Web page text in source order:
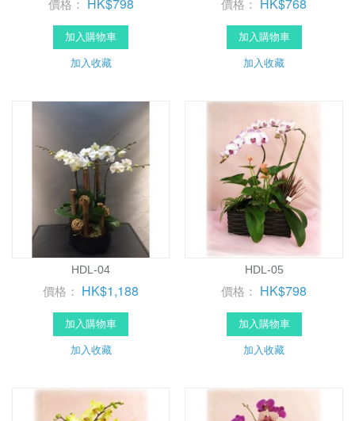
加入購物車
加入收藏
加入購物車
加入收藏
HDL-04
價格： HK$1,188
加入購物車
加入收藏
HDL-05
價格： HK$798
加入購物車
加入收藏